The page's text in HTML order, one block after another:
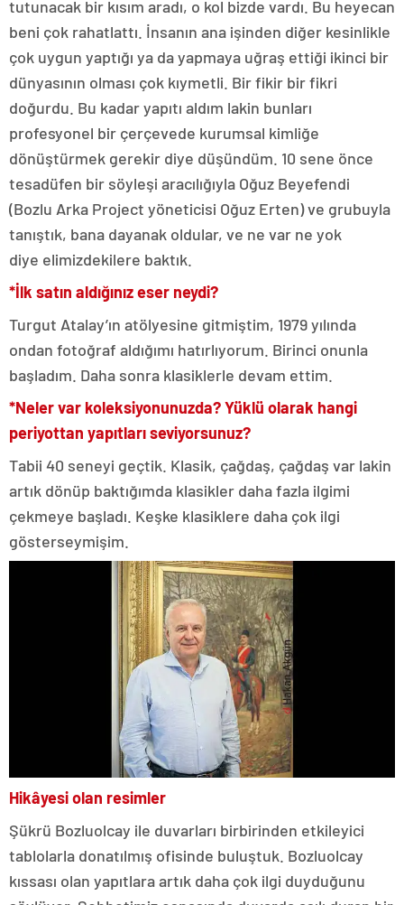
tutunacak bir kısım aradı, o kol bizde vardı. Bu heyecan
beni çok rahatlattı. İnsanın ana işinden diğer kesinlikle
çok uygun yaptığı ya da yapmaya uğraş ettiği ikinci bir
dünyasının olması çok kıymetli. Bir fikir bir fikri
doğurdu. Bu kadar yapıtı aldım lakin bunları
profesyonel bir çerçevede kurumsal kimliğe
dönüştürmek gerekir diye düşündüm. 10 sene önce
tesadüfen bir söyleşi aracılığıyla Oğuz Beyefendi
(Bozlu Arka Project yöneticisi Oğuz Erten) ve grubuyla
tanıştık, bana dayanak oldular, ve ne var ne yok
diye elimizdekilere baktık.
*İlk satın aldığınız eser neydi?
Turgut Atalay’ın atölyesine gitmiştim, 1979 yılında
ondan fotoğraf aldığımı hatırlıyorum. Birinci onunla
başladım. Daha sonra klasiklerle devam ettim.
*Neler var koleksiyonunuzda? Yüklü olarak hangi
periyottan yapıtları seviyorsunuz?
Tabii 40 seneyi geçtik. Klasik, çağdaş, çağdaş var lakin
artık dönüp baktığımda klasikler daha fazla ilgimi
çekmeye başladı. Keşke klasiklere daha çok ilgi
gösterseymişim.
Hikâyesi olan resimler
Şükrü Bozluolcay ile duvarları birbirinden etkileyici
tablolarla donatılmış ofisinde buluştuk. Bozluolcay
kıssası olan yapıtlara artık daha çok ilgi duyduğunu